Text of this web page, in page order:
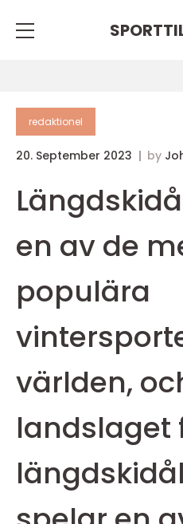
redaktionel
20. September 2023 by
en av de
populära
världen,
landslaget